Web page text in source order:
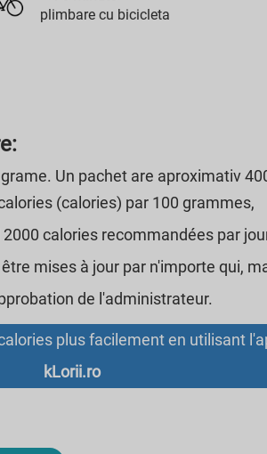
plimbare cu bicicleta
Un pachet are aproximativ
(calories) par 100 grammes,
calories recommandées par
mises à jour par n'importe qui,
de l'administrateur.
plus facilement en utilisant
kLorii.ro